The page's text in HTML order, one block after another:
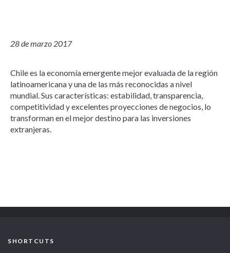
28 de marzo 2017
Chile es la economía emergente mejor evaluada de la región
latinoamericana y una de las más reconocidas a nivel
mundial. Sus características: estabilidad, transparencia,
competitividad y excelentes proyecciones de negocios, lo
transforman en el mejor destino para las inversiones
extranjeras.
SHORTCUTS